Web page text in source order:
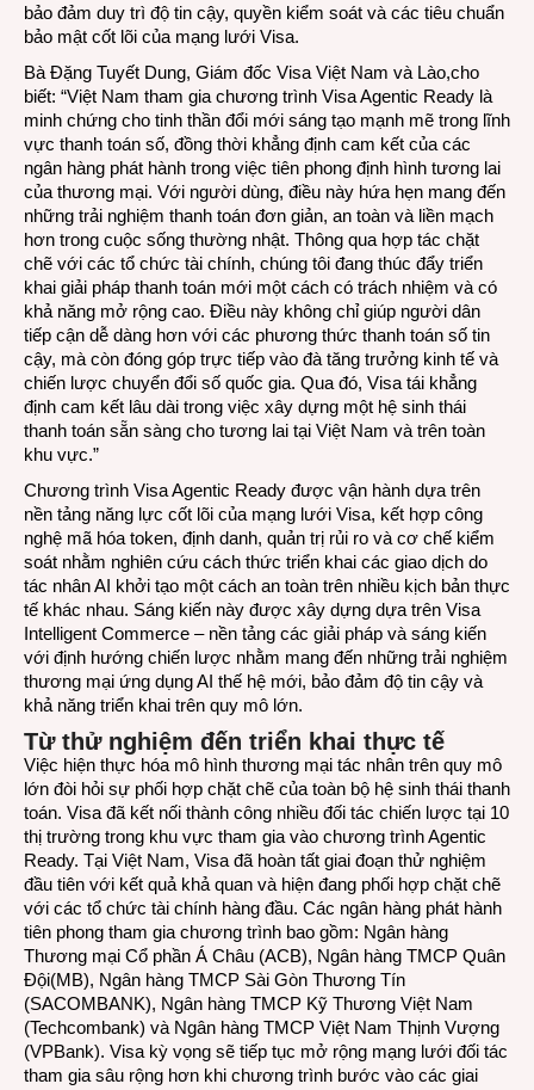
bảo đảm duy trì độ tin cậy, quyền kiểm soát và các tiêu chuẩn
bảo mật cốt lõi của mạng lưới Visa.
Bà Đặng Tuyết Dung, Giám đốc Visa Việt Nam và Lào,cho
biết: “Việt Nam tham gia chương trình Visa Agentic Ready là
minh chứng cho tinh thần đổi mới sáng tạo mạnh mẽ trong lĩnh
vực thanh toán số, đồng thời khẳng định cam kết của các
ngân hàng phát hành trong việc tiên phong định hình tương lai
của thương mại. Với người dùng, điều này hứa hẹn mang đến
những trải nghiệm thanh toán đơn giản, an toàn và liền mạch
hơn trong cuộc sống thường nhật. Thông qua hợp tác chặt
chẽ với các tổ chức tài chính, chúng tôi đang thúc đẩy triển
khai giải pháp thanh toán mới một cách có trách nhiệm và có
khả năng mở rộng cao. Điều này không chỉ giúp người dân
tiếp cận dễ dàng hơn với các phương thức thanh toán số tin
cậy, mà còn đóng góp trực tiếp vào đà tăng trưởng kinh tế và
chiến lược chuyển đổi số quốc gia. Qua đó, Visa tái khẳng
định cam kết lâu dài trong việc xây dựng một hệ sinh thái
thanh toán sẵn sàng cho tương lai tại Việt Nam và trên toàn
khu vực.”
Chương trình Visa Agentic Ready được vận hành dựa trên
nền tảng năng lực cốt lõi của mạng lưới Visa, kết hợp công
nghệ mã hóa token, định danh, quản trị rủi ro và cơ chế kiểm
soát nhằm nghiên cứu cách thức triển khai các giao dịch do
tác nhân AI khởi tạo một cách an toàn trên nhiều kịch bản thực
tế khác nhau. Sáng kiến này được xây dựng dựa trên Visa
Intelligent Commerce – nền tảng các giải pháp và sáng kiến
với định hướng chiến lược nhằm mang đến những trải nghiệm
thương mại ứng dụng AI thế hệ mới, bảo đảm độ tin cậy và
khả năng triển khai trên quy mô lớn.
Từ thử nghiệm đến triển khai thực tế
Việc hiện thực hóa mô hình thương mại tác nhân trên quy mô
lớn đòi hỏi sự phối hợp chặt chẽ của toàn bộ hệ sinh thái thanh
toán. Visa đã kết nối thành công nhiều đối tác chiến lược tại 10
thị trường trong khu vực tham gia vào chương trình Agentic
Ready. Tại Việt Nam, Visa đã hoàn tất giai đoạn thử nghiệm
đầu tiên với kết quả khả quan và hiện đang phối hợp chặt chẽ
với các tổ chức tài chính hàng đầu. Các ngân hàng phát hành
tiên phong tham gia chương trình bao gồm: Ngân hàng
Thương mại Cổ phần Á Châu (ACB), Ngân hàng TMCP Quân
Đội(MB), Ngân hàng TMCP Sài Gòn Thương Tín
(SACOMBANK), Ngân hàng TMCP Kỹ Thương Việt Nam
(Techcombank) và Ngân hàng TMCP Việt Nam Thịnh Vượng
(VPBank). Visa kỳ vọng sẽ tiếp tục mở rộng mạng lưới đối tác
tham gia sâu rộng hơn khi chương trình bước vào các giai